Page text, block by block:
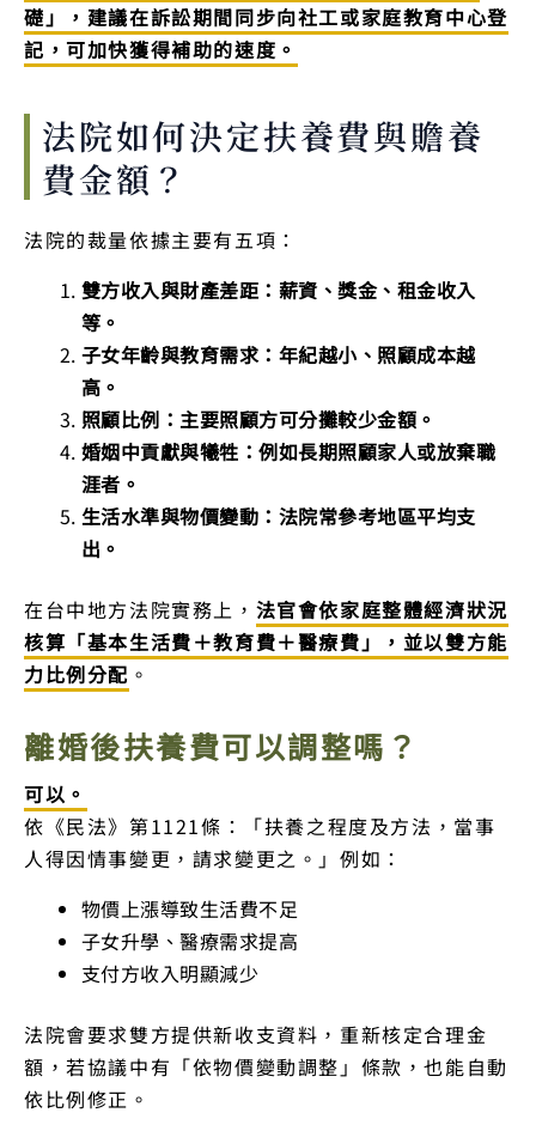
礎」，建議在訴訟期間同步向社工或家庭教育中心登
記，可加快獲得補助的速度。
法院如何決定扶養費與贍養
費金額？
法院的裁量依據主要有五項：
雙方收入與財產差距：薪資、獎金、租金收入
等。
子女年齡與教育需求：年紀越小、照顧成本越
高。
照顧比例：主要照顧方可分攤較少金額。
婚姻中貢獻與犧牲：例如長期照顧家人或放棄職
涯者。
生活水準與物價變動：法院常參考地區平均支
出。
在台中地方法院實務上， 法官會依家庭整體經濟狀況
核算「基本生活費＋教育費＋醫療費」，並以雙方能
力比例分配 。
離婚後扶養費可以調整嗎？
可以。
依《民法》第1121條：「扶養之程度及方法，當事
人得因情事變更，請求變更之。」例如：
物價上漲導致生活費不足
子女升學、醫療需求提高
支付方收入明顯減少
法院會要求雙方提供新收支資料，重新核定合理金
額，若協議中有「依物價變動調整」條款，也能自動
依比例修正。